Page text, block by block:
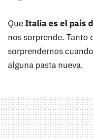
QueItalia es el país
nos sorprende. Tanto
sorprendernos
alguna pasta nueva.